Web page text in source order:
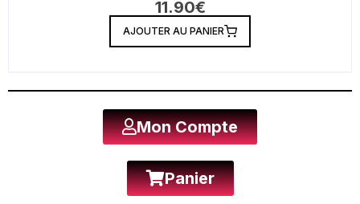
11.90€
AJOUTER AU PANIER
Mon Compte
Panier